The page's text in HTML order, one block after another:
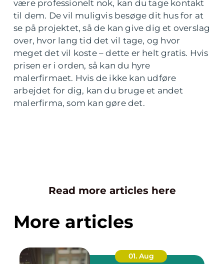
være professionelt nok, kan du tage kontakt
til dem. De vil muligvis besøge dit hus for at
se på projektet, så de kan give dig et overslag
over, hvor lang tid det vil tage, og hvor
meget det vil koste – dette er helt gratis. Hvis
prisen er i orden, så kan du hyre
malerfirmaet. Hvis de ikke kan udføre
arbejdet for dig, kan du bruge et andet
malerfirma, som kan gøre det.
Read more articles here
More articles
01. Aug